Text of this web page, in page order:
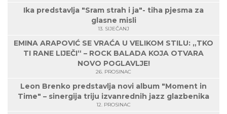
Ika predstavlja "Sram strah i ja"- tiha pjesma za
glasne misli
13. SIJEČANJ
EMINA ARAPOVIĆ SE VRAĆA U VELIKOM STILU: „TKO
TI RANE LIJEČI“ – ROCK BALADA KOJA OTVARA
NOVO POGLAVLJE!
26. PROSINAC
Leon Brenko predstavlja novi album "Moment in
Time" – sinergija triju izvanrednih jazz glazbenika
12. PROSINAC